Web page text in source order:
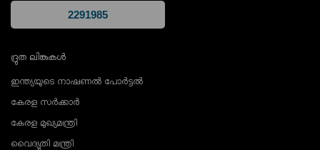
ദ്രുത ലിങ്കുകൾ
ഇന്ത്യയുടെ നാഷണൽ പോർട്ടൽ
കേരള സർക്കാർ
കേരള മുഖ്യമന്ത്രി
വൈദ്യുതി മന്ത്രി